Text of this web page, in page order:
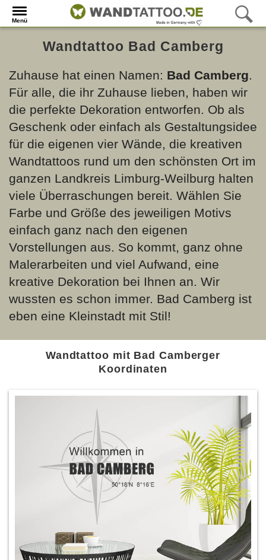
Menü
Wandtattoo Bad Camberg
Zuhause hat einen Namen: Bad Camberg.
Für alle, die ihr Zuhause lieben, haben wir
die perfekte Dekoration entworfen. Ob als
Geschenk oder einfach als Gestaltungsidee
für die eigenen vier Wände, die kreativen
Wandtattoos rund um den schönsten Ort im
ganzen Landkreis Limburg-Weilburg halten
viele Überraschungen bereit. Wählen Sie
Farbe und Größe des jeweiligen Motivs
einfach ganz nach den eigenen
Vorstellungen aus. So kommt, ganz ohne
Malerarbeiten und viel Aufwand, eine
kreative Dekoration bei Ihnen an. Wir
wussten es schon immer. Bad Camberg ist
eben eine Kleinstadt mit Stil!
Wandtattoo mit Bad Camberger
Koordinaten